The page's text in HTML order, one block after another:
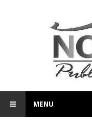
MENU